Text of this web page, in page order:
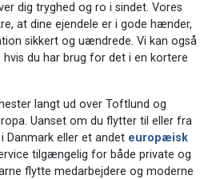
dig tryghed og ro i sindet. Vores
at dine ejendele er i gode hænder,
sikkert og uændrede. Vi kan også
hvis du har brug for det i en kortere
langt ud over Toftlund og
Uanset om du flytter til eller fra
Danmark eller et andet europæisk
tilgængelig for både private og
flytte medarbejdere og moderne